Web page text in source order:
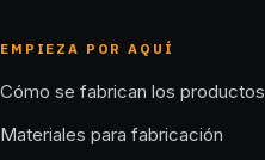
EMPIEZA POR AQUÍ
Cómo se fabrican los productos
Materiales para fabricación